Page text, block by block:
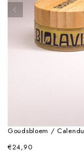
Goudsbloem /
€24,90